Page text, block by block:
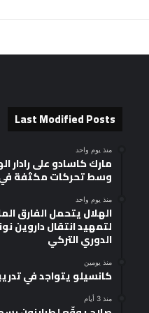
Last Modified Posts
منذ يوم واحد
مارك كاسادو على رادار
وسط تحركات مكثفة في
منذ يوم واحد
الهلال يتحمل الفارق
لتمهيد انتقال داروين
الدوري التركي
منذ يومين
كانسيلو يتواجد في
منذ 3 أيام